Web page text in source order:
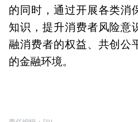
的同时，通过开展各类消
知识，提升消费者风险意
融消费者的权益、共创公
的金融环境。